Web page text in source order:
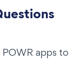
apps to